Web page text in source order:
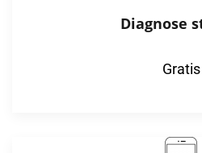
Diagnose
Gratis